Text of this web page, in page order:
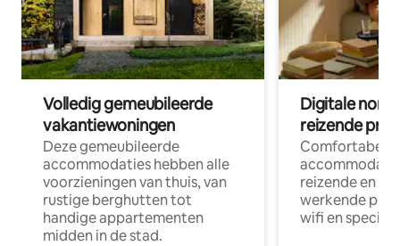
Volledig gemeubileerde
vakantiewoningen
Deze gemeubileerde
accommodaties hebben alle
voorzieningen van thuis, van
rustige berghutten tot
handige appartementen
midden in de stad.
Digitale
reizende
Comfortabele
reizende en
werkende
wifi en